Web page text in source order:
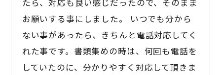
たら、対応も良い感じだったので、そのまま
お願いする事にしました。 いつでも分から
ない事があったら、きちんと電話対応してく
れた事です。書類集めの時は、何回も電話を
していたのに、分かりやすく対応して頂きま